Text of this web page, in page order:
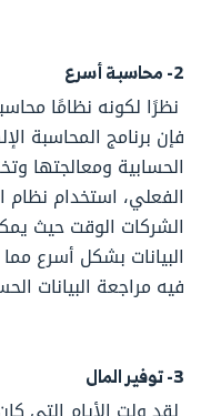
2- محاسبة أسرع
نظرًا لكونه نظامًا
فإن برنامج المحاسبة
الحسابية ومعالجتها
الفعلي، استخدام نظام
الشركات الوقت حيث
البيانات بشكل أسرع
فيه مراجعة البيانات
3- توفير المال